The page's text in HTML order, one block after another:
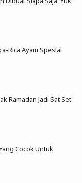
Rica Ayam Spesial
Ramadan Jadi Sat Set
Cocok Untuk